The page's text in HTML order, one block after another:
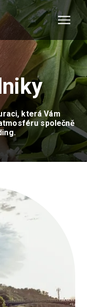
která Vám
společně